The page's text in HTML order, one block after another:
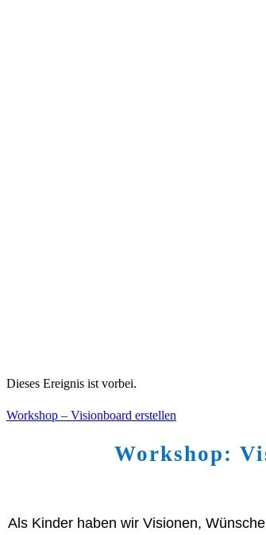
Dieses Ereignis ist vorbei.
Workshop – Visionboard erstellen
Workshop:
Als Kinder haben wir Visionen,